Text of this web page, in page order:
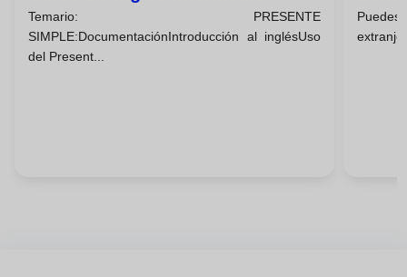
Temario: PRESENTE
SIMPLE:DocumentaciónIntroducción al inglésUso
del Present...